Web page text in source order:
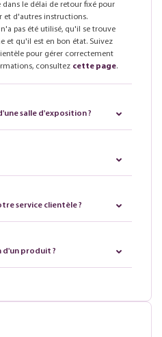
le délai de retour fixé pour
et d'autres instructions.
pas été utilisé, qu'il se trouve
et qu'il est en bon état. Suivez
pour gérer correctement
consultez cette page.
salle d'exposition ?
service clientèle ?
d'un produit ?